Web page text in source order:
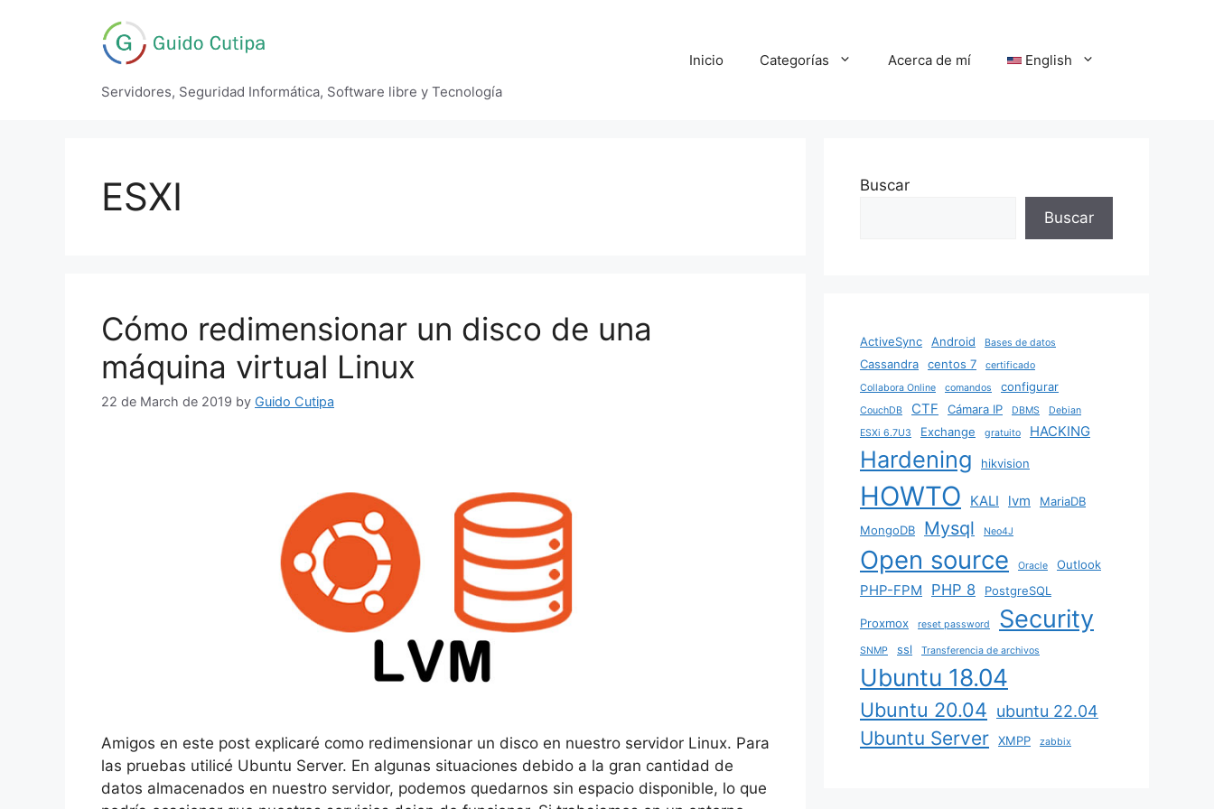
Servidores, Seguridad Informática, Software libre y Tecnología
Inicio Categorías Acerca de mí English
ESXI
Cómo redimensionar un disco de una
máquina virtual Linux
22 de March de 2019 by Guido Cutipa
Amigos en este post explicaré como redimensionar un disco en nuestro servidor Linux. Para
las pruebas utilicé Ubuntu Server. En algunas situaciones debido a la gran cantidad de
datos almacenados en nuestro servidor, podemos quedarnos sin espacio disponible, lo que
Buscar
Buscar
ActiveSync Android Bases de datos
Cassandra centos 7
certificado
Collabora Online
comandos configurar
CouchDB CTF Cámara IP DBMS
Debian
ESXi 6.7U3
Exchange gratuito HACKING
Hardening hikvision
HOWTO KALI lvm
MariaDB
MongoDB
Mysql Neo4J
Open source Oracle Outlook
PHP-FPM PHP 8 PostgreSQL
Proxmox reset password Security
SNMP ssl Transferencia de archivos
Ubuntu 18.04
Ubuntu 20.04 ubuntu 22.04
Ubuntu Server XMPP zabbix